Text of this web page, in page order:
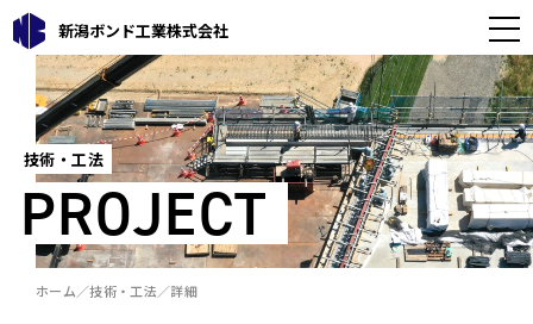
新潟ボンド工業株式会社
技術・工法
PROJECT
ホーム 技術・工法 詳細